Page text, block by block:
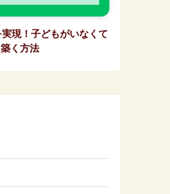
現！子どもがいなくて
く方法